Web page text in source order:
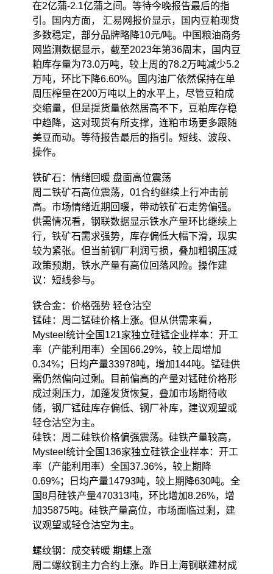
在2亿蒲-2.1亿蒲之间。等待今晚报告最后的指
引。国内方面， 汇易网报价显示，国内豆粕现货
多数稳定，部分品牌略降10元/吨。中国粮油商务
网监测数据显示，截至2023年第36周末，国内豆
粕库存量为73.0万吨，较上周的78.2万吨减少5.2
万吨，环比下降6.60%。国内油厂依然保持在单
周压榨量在200万吨以上的水平上，尽管豆粕成
交缩量，但是提货量依然居高不下，豆粕库存稳
中趋降，这对现货有所支撑，连粕市场更多跟随
美豆而动。等待报告最后的指引。短线、波段、
操作。
铁矿石：情绪回暖 盘面高位震荡
周二铁矿石高位震荡，01合约继续上行冲击前
高。市场情绪近期回暖，带动铁矿石走势偏强。
供需情况看，钢联数据显示铁水产量环比继续上
行，铁矿石需求强势，库存偏低大幅下滑，现实
较为紧张。但当前钢厂利润亏损，叠加粗钢压减
政策预期，铁水产量有高位回落风险。操作建
议：短线参与。
铁合金：价格强势 轻仓沽空
锰硅：周二锰硅价格上涨。但从供需来看，
Mysteel统计全国121家独立硅锰企业样本：开工
率（产能利用率）全国66.29%，较上周增加
0.34%；日均产量33978吨，增加144吨。锰硅供
需仍然偏向过剩。目前偏高的产量对锰硅价格形
成过剩压力，加蓬发货恢复，叠加市场期待收
储，钢厂锰硅库存偏低、钢厂补库，建议观望或
轻仓沽空为主。
硅铁：周二硅铁价格偏强震荡。硅铁产量较高，
Mysteel统计全国136家独立硅铁企业样本：开工
率（产能利用率）全国37.36%，较上期降
0.69%；日均产量14793吨，较上期降630吨。全
国8月硅铁产量470313吨，环比增加8.26%，增
加35875吨。硅铁产量高位，市场面临过剩，建
议观望或轻仓沽空为主。
螺纹钢：成交转暖 期螺上涨
周二螺纹钢主力合约上涨。昨日上海钢联建材成